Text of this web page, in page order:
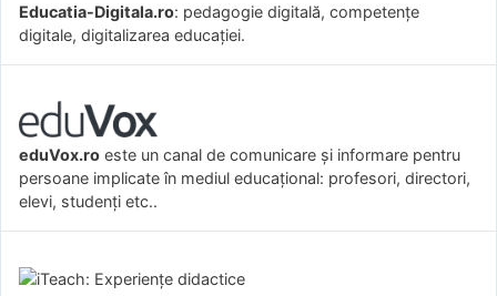
Educatia-Digitala.ro: pedagogie digitală, competențe
digitale, digitalizarea educației.
eduVox.ro este un canal de comunicare și informare pentru
persoane implicate în mediul educațional: profesori, directori,
elevi, studenți etc..